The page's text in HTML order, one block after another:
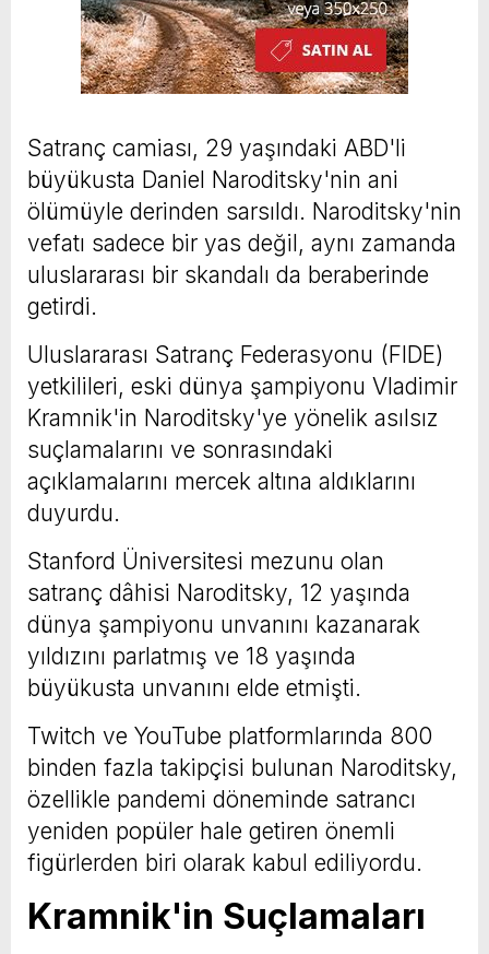
Satranç camiası, 29 yaşındaki ABD'li
büyükusta Daniel Naroditsky'nin ani
ölümüyle derinden sarsıldı. Naroditsky'nin
vefatı sadece bir yas değil, aynı zamanda
uluslararası bir skandalı da beraberinde
getirdi.
Uluslararası Satranç Federasyonu (FIDE)
yetkilileri, eski dünya şampiyonu Vladimir
Kramnik'in Naroditsky'ye yönelik asılsız
suçlamalarını ve sonrasındaki
açıklamalarını mercek altına aldıklarını
duyurdu.
Stanford Üniversitesi mezunu olan
satranç dâhisi Naroditsky, 12 yaşında
dünya şampiyonu unvanını kazanarak
yıldızını parlatmış ve 18 yaşında
büyükusta unvanını elde etmişti.
Twitch ve YouTube platformlarında 800
binden fazla takipçisi bulunan Naroditsky,
özellikle pandemi döneminde satrancı
yeniden popüler hale getiren önemli
figürlerden biri olarak kabul ediliyordu.
Kramnik'in Suçlamaları